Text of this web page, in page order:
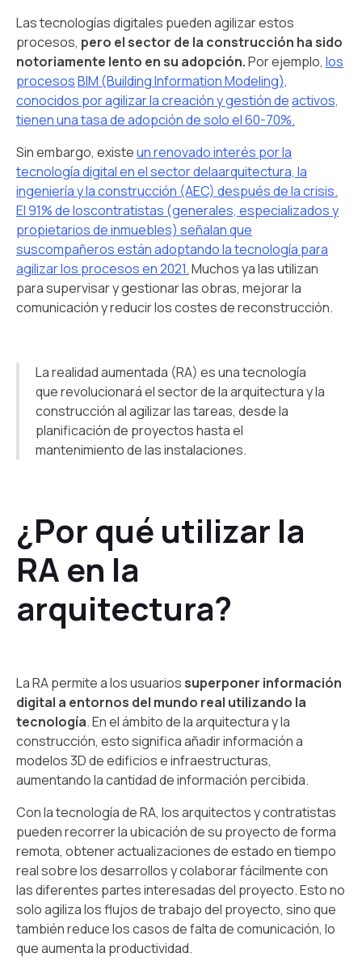
Las tecnologías digitales pueden agilizar estos
procesos, pero el sector de la construcción ha sido
notoriamente lento en su adopción.Por ejemplo, los
procesosBIM (Building Information Modeling),
conocidos por agilizar la creación y gestión deactivos,
tienen una tasa de adopción de solo el 60-70%.
Sin embargo, existeun renovado interés por la
tecnología digital en el sector delaarquitectura, la
ingeniería y la construcción (AEC) después de la crisis.
El 91% de loscontratistas (generales, especializados y
propietarios de inmuebles) señalan que
suscompañeros están adoptando la tecnología para
agilizar los procesos en 2021.Muchos ya las utilizan
para supervisar y gestionar las obras, mejorar la
comunicación y reducir los costes de reconstrucción.
La realidad aumentada (RA) es una tecnología
que revolucionará el sector de la arquitectura y la
construcción al agilizar las tareas, desde la
planificación de proyectos hasta el
mantenimiento de las instalaciones.
¿Por qué utilizar la
RA en la
arquitectura?
La RA permite a los usuarios superponer información
digital a entornos del mundo real utilizando la
tecnología. En el ámbito de la arquitectura y la
construcción, esto significa añadir información a
modelos 3D de edificios e infraestructuras,
aumentando la cantidad de información percibida.
Con la tecnología de RA, los arquitectos y contratistas
pueden recorrer la ubicación de su proyecto de forma
remota, obtener actualizaciones de estado en tiempo
real sobre los desarrollos y colaborar fácilmente con
las diferentes partes interesadas del proyecto. Esto no
solo agiliza los flujos de trabajo del proyecto, sino que
también reduce los casos de falta de comunicación, lo
que aumenta la productividad.